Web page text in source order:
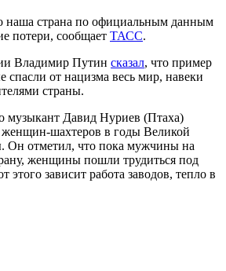
наша страна по официальным данным
потери, сообщает ТАСС.
Владимир Путин сказал, что пример
спасли от нацизма весь мир, навеки
страны.
музыкант Давид Нуриев (Птаха)
женщин-шахтеров в годы Великой
Он отметил, что пока мужчины на
женщины пошли трудиться под
этого зависит работа заводов, тепло в